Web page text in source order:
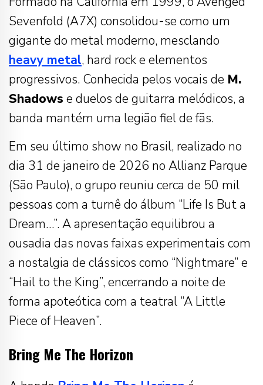
Sevenfold (A7X) consolidou-se como um
gigante do metal moderno, mesclando
heavy metal, hard rock e elementos
progressivos. Conhecida pelos vocais de M.
Shadows e duelos de guitarra melódicos, a
banda mantém uma legião fiel de fãs.
Em seu último show no Brasil, realizado no
dia 31 de janeiro de 2026 no Allianz Parque
(São Paulo), o grupo reuniu cerca de 50 mil
pessoas com a turnê do álbum “Life Is But a
Dream…”. A apresentação equilibrou a
ousadia das novas faixas experimentais com
a nostalgia de clássicos como “Nightmare” e
“Hail to the King”, encerrando a noite de
forma apoteótica com a teatral “A Little
Piece of Heaven”.
Bring Me The Horizon